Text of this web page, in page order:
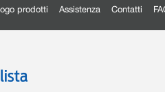
prodotti Assistenza Contatti